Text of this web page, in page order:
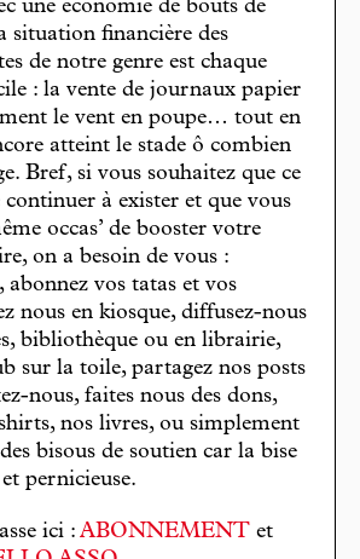
une économie de bouts de
situation financière des
de notre genre est chaque
: la vente de journaux papier
le vent en poupe… tout en
atteint le stade ô combien
Bref, si vous souhaitez que ce
à exister et que vous
occas’ de booster votre
on a besoin de vous :
abonnez vos tatas et vos
nous en kiosque, diffusez-nous
bibliothèque ou en librairie,
sur la toile, partagez nos posts
nous, faites nous des dons,
nos livres, ou simplement
bisous de soutien car la bise
pernicieuse.
ici : ABONNEMENT et